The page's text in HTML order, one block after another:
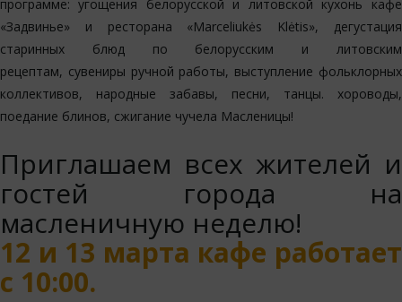
программе: угощения белорусской и литовской кухонь кафе
«Задвинье» и ресторана «Marceliukės Klėtis», дегустация
старинных блюд по белорусским и литовским
рецептам, сувениры ручной работы, выступление фольклорных
коллективов, народные забавы, песни, танцы. хороводы,
поедание блинов, сжигание чучела Масленицы!
Приглашаем всех жителей и
гостей города на
масленичную неделю!
12 и 13 марта кафе работает
с 10:00.